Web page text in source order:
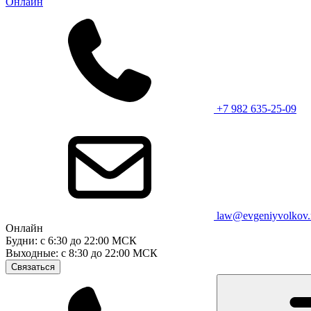
+7 982 635-25-09
Онлайн
Будни: с 6:30 до 22:00 МСК
Выходные: с 8:30 до 22:00 МСК
Связаться